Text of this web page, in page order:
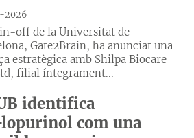
2026
off de la Universitat de
Gate2Brain, ha anunciat una
estratègica amb Shilpa Biocare
filial íntegrament...
identifica
com una